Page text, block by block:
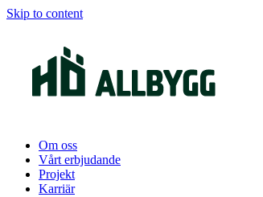
Skip to content
Om oss
Vårt erbjudande
Projekt
Karriär